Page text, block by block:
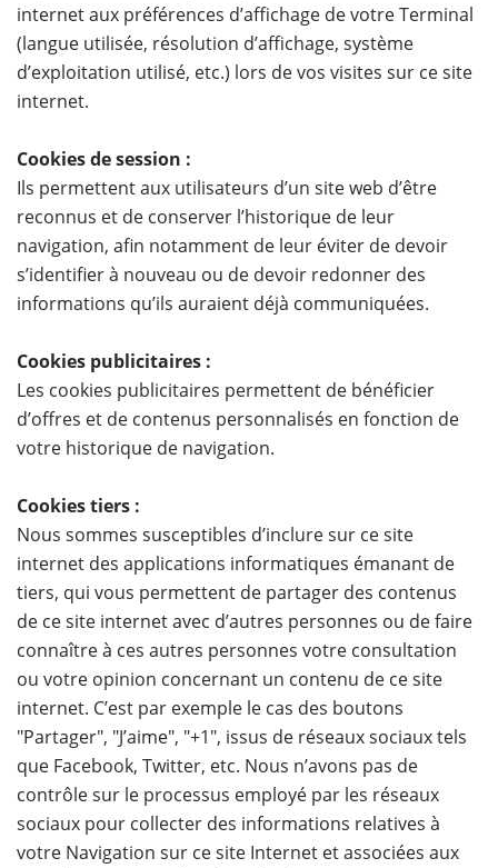
internet aux préférences d’affichage de votre Terminal
(langue utilisée, résolution d’affichage, système
d’exploitation utilisé, etc.) lors de vos visites sur ce site
internet.
Cookies de session :
Ils permettent aux utilisateurs d’un site web d’être
reconnus et de conserver l’historique de leur
navigation, afin notamment de leur éviter de devoir
s’identifier à nouveau ou de devoir redonner des
informations qu’ils auraient déjà communiquées.
Cookies publicitaires :
Les cookies publicitaires permettent de bénéficier
d’offres et de contenus personnalisés en fonction de
votre historique de navigation.
Cookies tiers :
Nous sommes susceptibles d’inclure sur ce site
internet des applications informatiques émanant de
tiers, qui vous permettent de partager des contenus
de ce site internet avec d’autres personnes ou de faire
connaître à ces autres personnes votre consultation
ou votre opinion concernant un contenu de ce site
internet. C’est par exemple le cas des boutons
"Partager", "J’aime", "+1", issus de réseaux sociaux tels
que Facebook, Twitter, etc. Nous n’avons pas de
contrôle sur le processus employé par les réseaux
sociaux pour collecter des informations relatives à
votre Navigation sur ce site Internet et associées aux